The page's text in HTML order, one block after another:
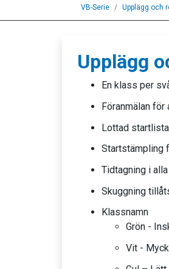
VB-Serie Upplägg och
Upplägg
En klass per
Föranmälan för
Lottad
Startstämpling
Tidtagning i
Skuggning
Klassnamn
Grön -
Vit -